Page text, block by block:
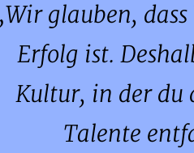
Wir glauben,
Erfolg ist.
Kultur, in der du
Talente